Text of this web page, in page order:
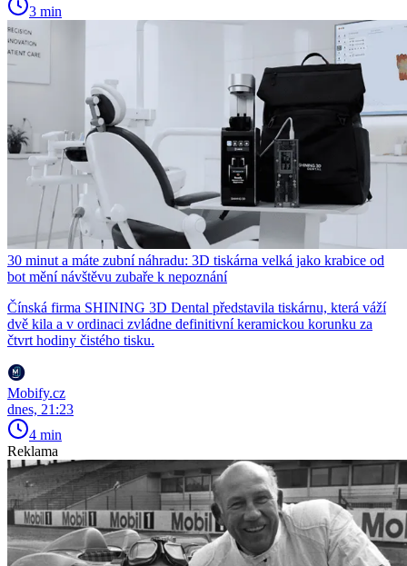
3 min
30 minut a máte zubní náhradu: 3D tiskárna velká jako krabice od
bot mění návštěvu zubaře k nepoznání
Čínská firma SHINING 3D Dental představila tiskárnu, která váží
dvě kila a v ordinaci zvládne definitivní keramickou korunku za
čtvrt hodiny čistého tisku.
Mobify.cz
dnes, 21:23
4 min
Reklama